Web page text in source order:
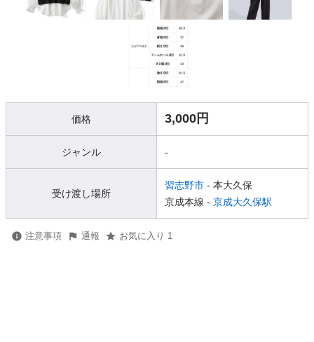
価格 3,000円
ジャンル -
受け渡し場所
習志野市 - 本大久保
京成本線 - 京成大久保駅
注意事項 通報 お気に入り 1